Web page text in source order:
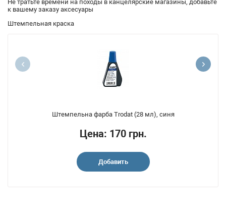
Не тратьте времени на походы в канцелярские магазины, добавьте
к вашему заказу аксесуары
Штемпельная краска
Штемпельна фарба Trodat (28 мл), синя
Цена: 170 грн.
Добавить